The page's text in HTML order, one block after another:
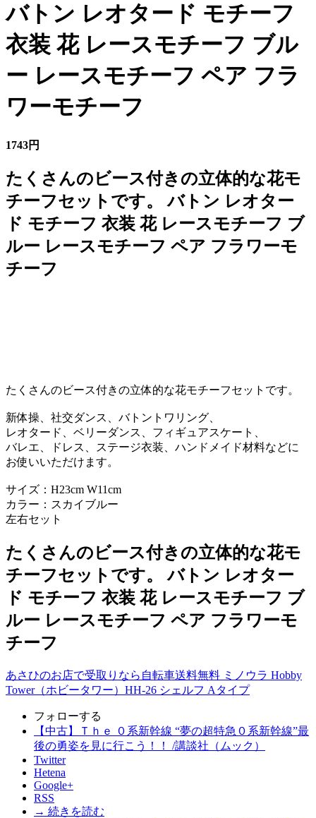
バトン レオタード モチーフ
衣装 花 レースモチーフ ブル
ー レースモチーフ ペア フラ
ワーモチーフ
1743円
たくさんのビース付きの立体的な花モ
チーフセットです。 バトン レオター
ド モチーフ 衣装 花 レースモチーフ ブ
ルー レースモチーフ ペア フラワーモ
チーフ
たくさんのビース付きの立体的な花モチーフセットです。
新体操、社交ダンス、バトントワリング、
レオタード、ベリーダンス、フィギュアスケート、
バレエ、ドレス、ステージ衣装、ハンドメイド材料などに
お使いいただけます。
サイズ：H23cm W11cm
カラー：スカイブルー
左右セット
たくさんのビース付きの立体的な花モ
チーフセットです。 バトン レオター
ド モチーフ 衣装 花 レースモチーフ ブ
ルー レースモチーフ ペア フラワーモ
チーフ
あさひのお店で受取りなら自転車送料無料 ミノウラ Hobby
Tower（ホビータワー）HH-26 シェルフ Aタイプ
フォローする
【中古】Ｔｈｅ ０系新幹線 “夢の超特急０系新幹線”最
後の勇姿を見に行こう！！ /講談社（ムック）
Twitter
Hetena
Google+
RSS
→ 続きを読む